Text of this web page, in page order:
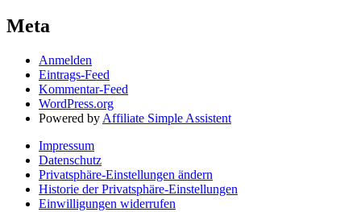
Meta
Anmelden
Eintrags-Feed
Kommentar-Feed
WordPress.org
Powered by Affiliate Simple Assistent
Impressum
Datenschutz
Privatsphäre-Einstellungen ändern
Historie der Privatsphäre-Einstellungen
Einwilligungen widerrufen